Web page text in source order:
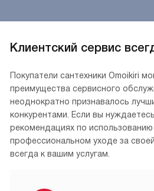
Клиентский сервис
Покупатели сантехники Omoikiri
преимущества сервисного
неоднократно признавалось
конкурентами. Если вы
рекомендациях по
профессиональном уходе за
всегда к вашим услугам.